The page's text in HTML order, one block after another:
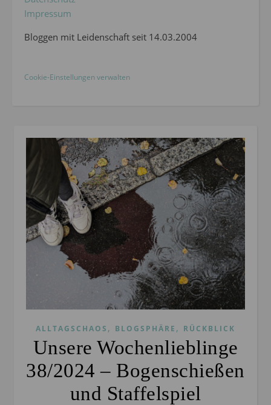
Impressum
Bloggen mit Leidenschaft seit 14.03.2004
Cookie-Einstellungen verwalten
ALLTAGSCHAOS , BLOGSPHÄRE , RÜCKBLICK
Unsere Wochenlieblinge
38/2024 – Bogenschießen
und Staffelspiel